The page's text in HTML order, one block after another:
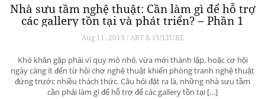
Nhà sưu tầm nghệ thuật: Cần làm gì để hỗ trợ
các gallery tồn tại và phát triển? – Phần 1
Aug 11, 2019 / ART & CULTURE
Khó khăn gặp phải vì quy mô nhỏ, vừa mới thành lập, hoặc cơ hội
ngày càng ít đến từ hội chợ nghệ thuật khiến phòng tranh nghệ thuật
đứng trước nhiều thách thức. Câu hỏi đặt ra là, những nhà sưu tầm
cần phải làm gì để hỗ trợ để các gallery tồn tại […]